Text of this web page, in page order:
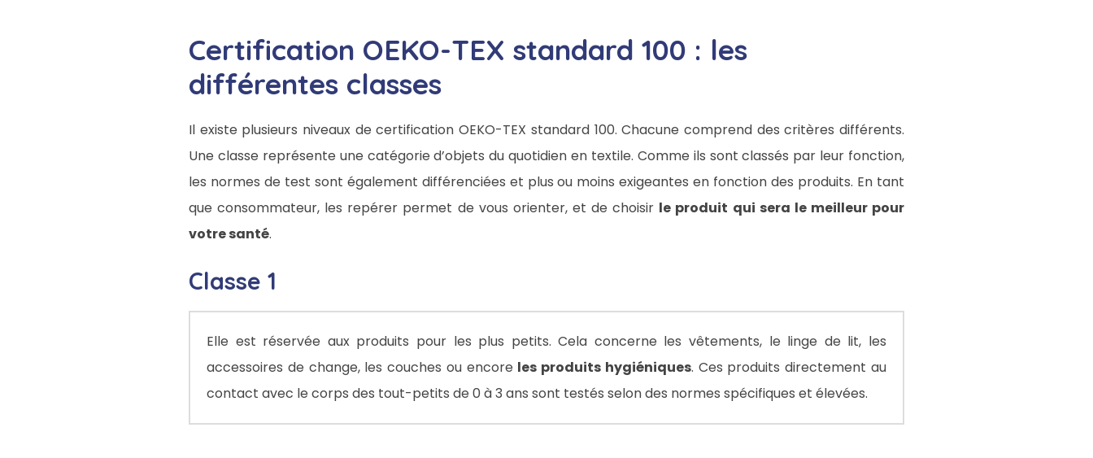
Certification OEKO-TEX standard 100 : les
différentes classes
Il existe plusieurs niveaux de certification OEKO-TEX standard 100. Chacune comprend des critères différents.
Une classe représente une catégorie d’objets du quotidien en textile. Comme ils sont classés par leur fonction,
les normes de test sont également différenciées et plus ou moins exigeantes en fonction des produits. En tant
que consommateur, les repérer permet de vous orienter, et de choisir le produit qui sera le meilleur pour
votre santé.
Classe 1
Elle est réservée aux produits pour les plus petits. Cela concerne les vêtements, le linge de lit, les
accessoires de change, les couches ou encore les produits hygiéniques. Ces produits directement au
contact avec le corps des tout-petits de 0 à 3 ans sont testés selon des normes spécifiques et élevées.